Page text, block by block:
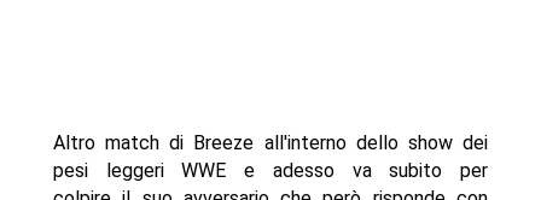
Altro match di Breeze all'interno dello show dei
pesi leggeri WWE e adesso va subito per